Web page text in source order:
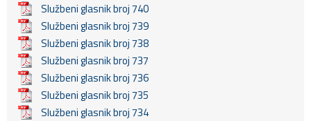
Službeni glasnik broj 740
Službeni glasnik broj 739
Službeni glasnik broj 738
Službeni glasnik broj 737
Službeni glasnik broj 736
Službeni glasnik broj 735
Službeni glasnik broj 734